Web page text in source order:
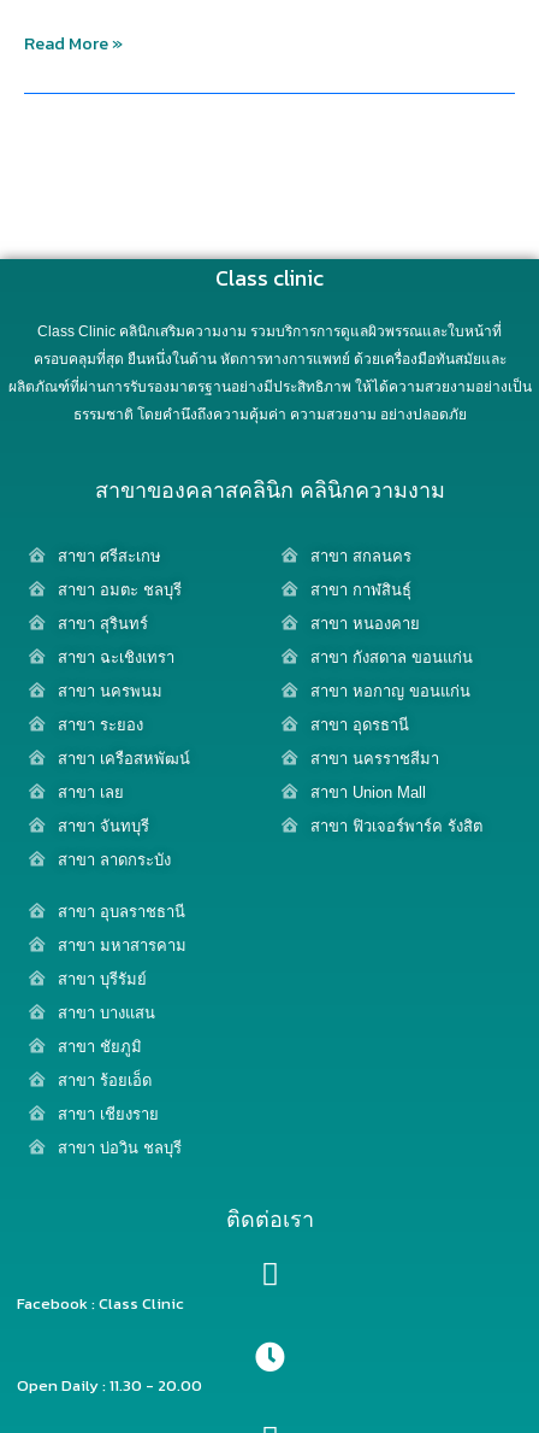
Read More »
Class clinic
Class Clinic คลินิกเสริมความงาม รวมบริการการดูแลผิวพรรณและใบหน้าที่
ครอบคลุมที่สุด ยืนหนึ่งในด้าน หัตการทางการแพทย์ ด้วยเครื่องมือทันสมัยและ
ผลิตภัณฑ์ที่ผ่านการรับรองมาตรฐานอย่างมีประสิทธิภาพ ให้ได้ความสวยงามอย่างเป็น
ธรรมชาติ โดยคำนึงถึงความคุ้มค่า ความสวยงาม อย่างปลอดภัย
สาขาของคลาสคลินิก คลินิกความงาม
สาขา ศรีสะเกษ
สาขา อมตะ ชลบุรี
สาขา สุรินทร์
สาขา ฉะเชิงเทรา
สาขา นครพนม
สาขา ระยอง
สาขา เครือสหพัฒน์
สาขา เลย
สาขา จันทบุรี
สาขา ลาดกระบัง
สาขา สกลนคร
สาขา กาฬสินธุ์
สาขา หนองคาย
สาขา กังสดาล ขอนแก่น
สาขา หอกาญ ขอนแก่น
สาขา อุดรธานี
สาขา นครราชสีมา
สาขา Union Mall
สาขา ฟิวเจอร์พาร์ค รังสิต
สาขา อุบลราชธานี
สาขา มหาสารคาม
สาขา บุรีรัมย์
สาขา บางแสน
สาขา ชัยภูมิ
สาขา ร้อยเอ็ด
สาขา เชียงราย
สาขา บ่อวิน ชลบุรี
ติดต่อเรา
Facebook : Class Clinic
Open Daily : 11.30 - 20.00